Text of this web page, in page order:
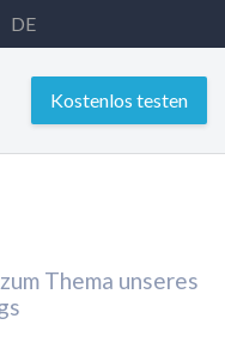
DE
Kostenlos testen
Thema unseres